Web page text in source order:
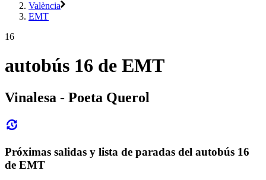
València
EMT
16
autobús 16 de EMT
Vinalesa - Poeta Querol
Próximas salidas y lista de paradas del autobús 16
de EMT